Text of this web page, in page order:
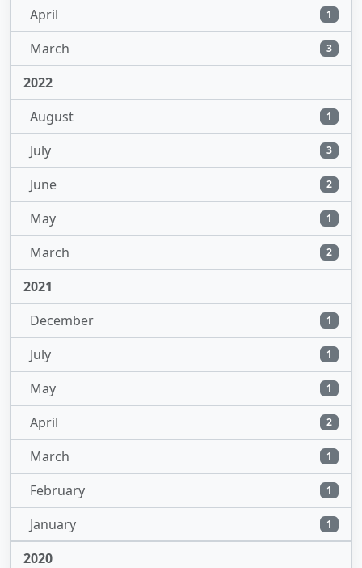
April 1
March 3
2022
August
1
July 3
June 2
May 1
March 2
2021
December
1
July 1
May 1
April 2
March 1
February 1
January 1
2020